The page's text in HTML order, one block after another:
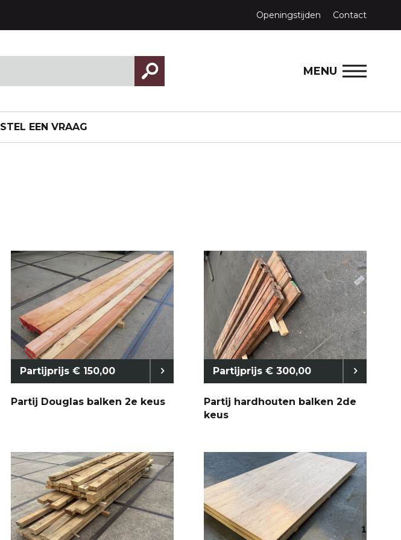
Openingstijden Contact
MENU
STEL EEN VRAAG
Toebehoren
Stalramen
Betonpoeren
Partijprijs € 150,00
Partij Douglas balken 2e keus
Partijprijs € 300,00
Partij hardhouten balken 2de
keus